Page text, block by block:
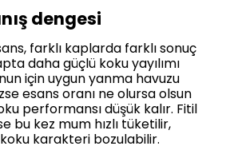
dengesi
farklı kaplarda farklı sonuç
daha güçlü koku yayılımı
için uygun yanma havuzu
esans oranı ne olursa olsun
performansı düşük kalır. Fitil
bu kez mum hızlı tüketilir,
karakteri bozulabilir.